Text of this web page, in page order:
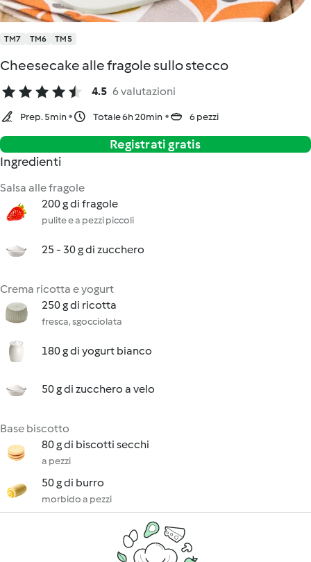
TM7 TM6 TM5
Cheesecake alle fragole sullo stecco
4.5 6 valutazioni
Prep. 5min Totale 6h 20min 6 pezzi
Registrati gratis
Ingredienti
Salsa alle fragole
200 g di fragole
pulite e a pezzi piccoli
25 - 30 g di zucchero
Crema ricotta e yogurt
250 g di ricotta
fresca, sgocciolata
180 g di yogurt bianco
50 g di zucchero a velo
Base biscotto
80 g di biscotti secchi
a pezzi
50 g di burro
morbido a pezzi